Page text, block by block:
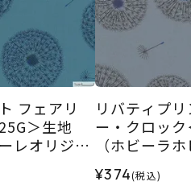
フェアリ
＞生地
レオリジナ
リバティプ
ー・クロッ
（ホビーラ
¥374(税込)